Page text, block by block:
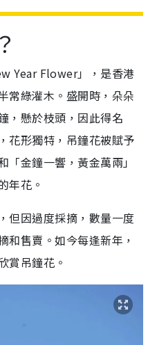
Year Flower」，是香港
常綠灌木。盛開時，朵朵
，懸於枝頭，因此得名
花形獨特，吊鐘花被賦予
金鐘一響，黃金萬兩」
年花。
但因過度採摘，數量一度
和售賣。如今每逢新年，
賞吊鐘花。